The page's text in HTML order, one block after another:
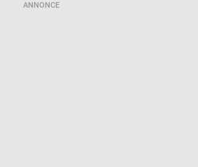
ANNONCE